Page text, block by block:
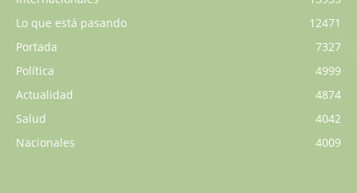
Lo que está pasando
12471
Portada
7327
Política
4999
Actualidad
4874
Salud
4042
Nacionales
4009